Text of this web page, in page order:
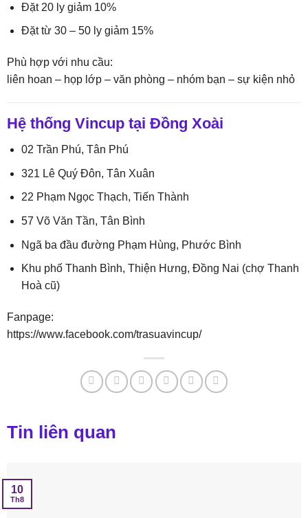
Đặt 20 ly giảm 10%
Đặt từ 30 – 50 ly giảm 15%
Phù hợp với nhu cầu:
liên hoan – họp lớp – văn phòng – nhóm bạn – sự kiện nhỏ
Hệ thống Vincup tại Đồng Xoài
02 Trần Phú, Tân Phú
321 Lê Quý Đôn, Tân Xuân
22 Phạm Ngọc Thạch, Tiến Thành
57 Võ Văn Tần, Tân Bình
Ngã ba đầu đường Phạm Hùng, Phước Bình
Khu phố Thanh Bình, Thiện Hưng, Đồng Nai (chợ Thanh
Hoà cũ)
Fanpage:
https://www.facebook.com/trasuavincup/
Tin liên quan
10
Th8